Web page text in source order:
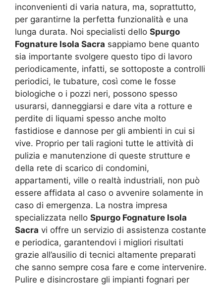
inconvenienti di varia natura, ma, soprattutto,
per garantirne la perfetta funzionalità e una
lunga durata. Noi specialisti dello Spurgo
Fognature Isola Sacra sappiamo bene quanto
sia importante svolgere questo tipo di lavoro
periodicamente, infatti, se sottoposte a controlli
periodici, le tubature, così come le fosse
biologiche o i pozzi neri, possono spesso
usurarsi, danneggiarsi e dare vita a rotture e
perdite di liquami spesso anche molto
fastidiose e dannose per gli ambienti in cui si
vive. Proprio per tali ragioni tutte le attività di
pulizia e manutenzione di queste strutture e
della rete di scarico di condomini,
appartamenti, ville o realtà industriali, non può
essere affidata al caso o avvenire solamente in
caso di emergenza. La nostra impresa
specializzata nello Spurgo Fognature Isola
Sacra vi offre un servizio di assistenza costante
e periodica, garantendovi i migliori risultati
grazie all’ausilio di tecnici altamente preparati
che sanno sempre cosa fare e come intervenire.
Pulire e disincrostare gli impianti fognari per